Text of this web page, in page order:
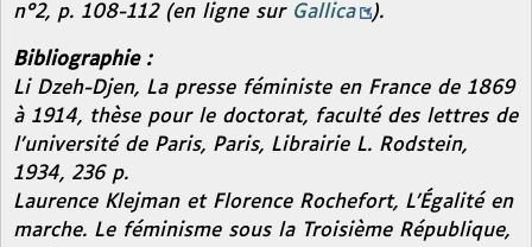
n°2, p. 108-112 (en ligne sur Gallica ).
Bibliographie :
Li Dzeh-Djen, La presse féministe en France de 1869
à 1914, thèse pour le doctorat, faculté des lettres de
l’université de Paris, Paris, Librairie L. Rodstein,
1934, 236 p.
Laurence Klejman et Florence Rochefort, L’Égalité en
marche. Le féminisme sous la Troisième République,